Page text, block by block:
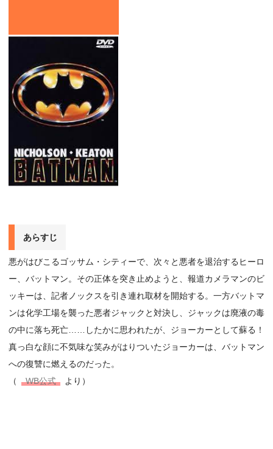
あらすじ
悪がはびこるゴッサム・シティーで、次々と悪者を退治するヒーロ
ー、バットマン。その正体を突き止めようと、報道カメラマンのビ
ッキーは、記者ノックスを引き連れ取材を開始する。一方バットマ
ンは化学工場を襲った悪者ジャックと対決し、ジャックは廃液の毒
の中に落ち死亡……したかに思われたが、ジョーカーとして蘇る！
真っ白な顔に不気味な笑みがはりついたジョーカーは、バットマン
への復讐に燃えるのだった。
（
WB公式 より）